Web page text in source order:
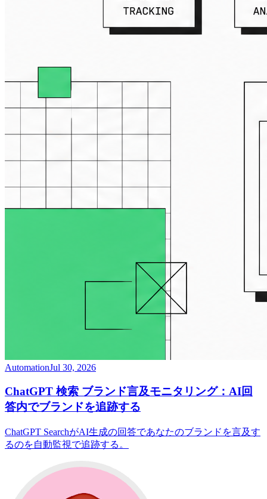
AutomationJul 30, 2026
ChatGPT 検索 ブランド言及モニタリング：AI回
答内でブランドを追跡する
ChatGPT SearchがAI生成の回答であなたのブランドを言及す
るのを自動監視で追跡する。